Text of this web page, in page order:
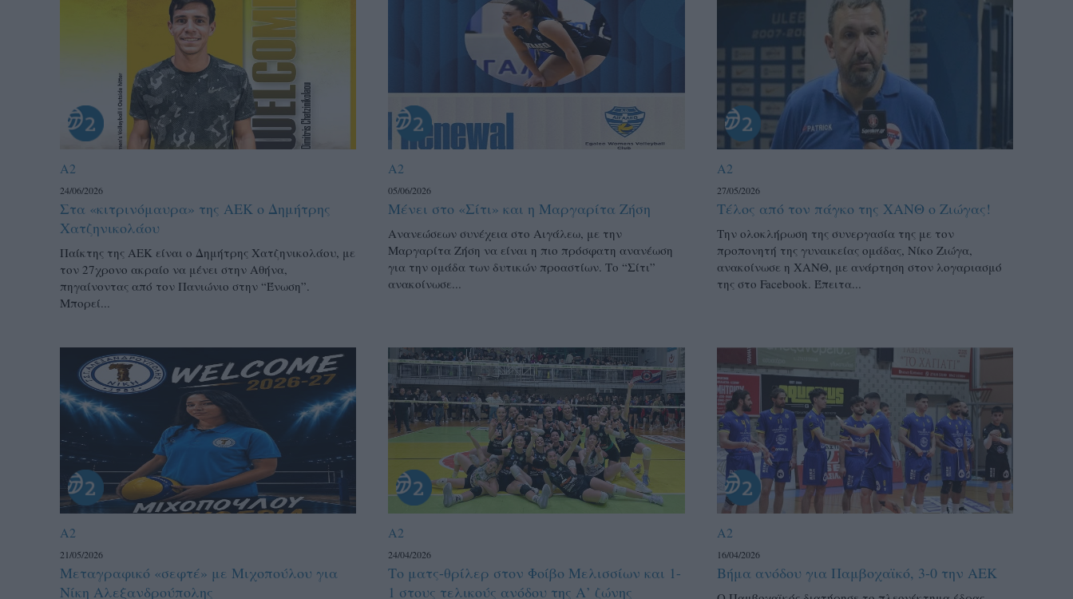
A2
24/06/2026
Στα «κιτρινόμαυρα» της ΑΕΚ ο Δημήτρης
Χατζηνικολάου
Παίκτης της ΑΕΚ είναι ο Δημήτρης Χατζηνικολάου, με
τον 27χρονο ακραίο να μένει στην Αθήνα,
πηγαίνοντας από τον Πανιώνιο στην “Ένωση”.
Μπορεί...
A2
05/06/2026
Μένει στο «Σίτι» και η Μαργαρίτα Ζήση
Ανανεώσεων συνέχεια στο Αιγάλεω, με την
Μαργαρίτα Ζήση να είναι η πιο πρόσφατη ανανέωση
για την ομάδα των δυτικών προαστίων. Το “Σίτι”
ανακοίνωσε...
A2
27/05/2026
Τέλος από τον πάγκο της ΧΑΝΘ ο Ζιώγας!
Την ολοκλήρωση της συνεργασία της με τον
προπονητή της γυναικείας ομάδας, Νίκο Ζιώγα,
ανακοίνωσε η ΧΑΝΘ, με ανάρτηση στον λογαριασμό
της στο Facebook. Έπειτα...
A2
21/05/2026
Μεταγραφικό «σεφτέ» με Μιχοπούλου για
Νίκη Αλεξανδρούπολης
A2
24/04/2026
Το ματς-θρίλερ στον Φοίβο Μελισσίων και 1-
1 στους τελικούς ανόδου της Α’ ζώνης
A2
16/04/2026
Βήμα ανόδου για Παμβοχαϊκό, 3-0 την ΑΕΚ